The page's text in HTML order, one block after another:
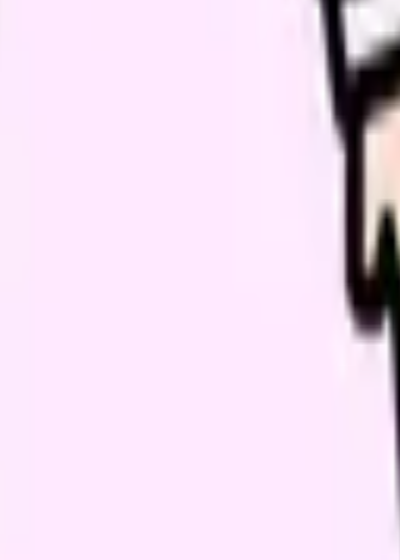
件を先に整理するとミスマッチを減らせま
。
を確認できます。